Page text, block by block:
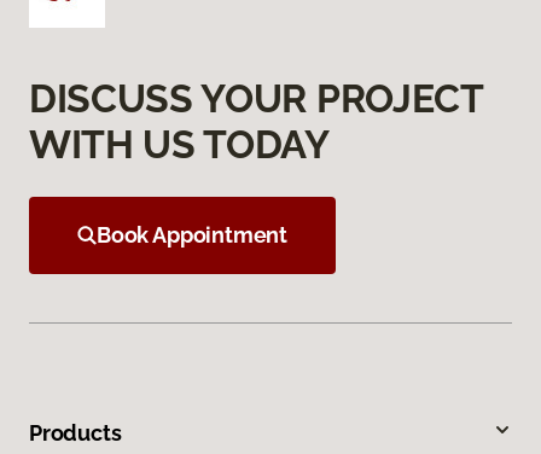
DISCUSS YOUR PROJECT
WITH US TODAY
Book Appointment
Products